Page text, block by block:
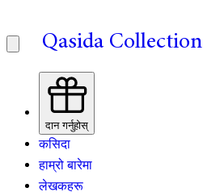
Qasida Collection
दान गर्नुहोस्
कसिदा
हाम्रो बारेमा
लेखकहरू